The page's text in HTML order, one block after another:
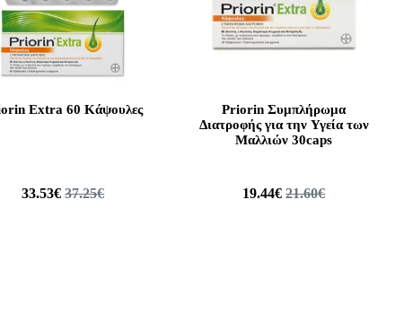
Extra 60 Κάψουλες
33.53€37.25€
Priorin Συμπλήρωμα
Διατροφής για την Υγεία των
Μαλλιών 30caps
19.44€21.60€